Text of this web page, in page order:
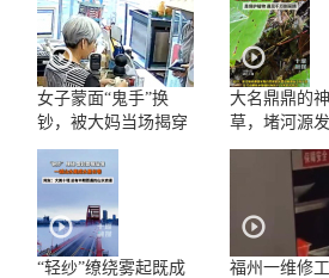
女子蒙面“鬼手”换
钞，被大妈当场揭穿
大名鼎鼎的
草，堵河源
边一碗水”野
“轻纱”缭绕雾起既成
福州一维修